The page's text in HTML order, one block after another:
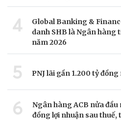
4
Global Banking &
danh SHB là Ngân hàng
năm 2026
5 PNJ lãi gần 1.200 tỷ
6
Ngân hàng ACB nửa
đồng lợi nhuận sau thuế,